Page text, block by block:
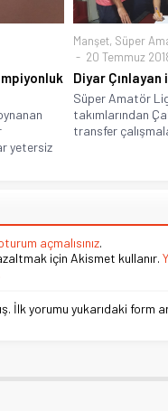
yetersiz
Manşet, Süper
20 Temmuz
Diyar Çınlayan
Süper Amatör
takımlarından
transfer
açmalısınız.
için Akismet kullanır.
İlk yorumu yukarıdaki form